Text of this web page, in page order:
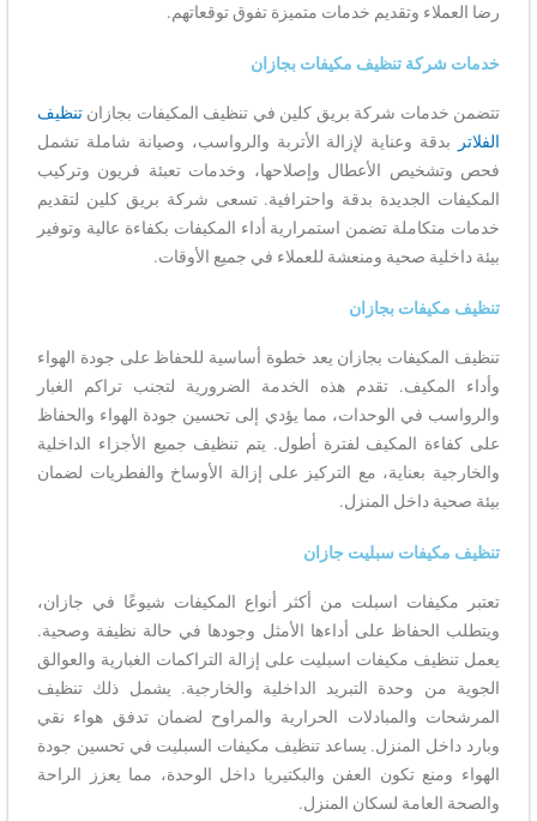
رضا العملاء وتقديم خدمات متميزة تفوق توقعاتهم.
خدمات شركة تنظيف مكيفات بجازان
تتضمن خدمات شركة بريق كلين في تنظيف المكيفات بجازان تنظيف
الفلاتر
بدقة وعناية لإزالة الأتربة والرواسب، وصيانة شاملة تشمل
فحص وتشخيص الأعطال وإصلاحها، وخدمات تعبئة فريون وتركيب
المكيفات الجديدة بدقة واحترافية. تسعى شركة بريق كلين لتقديم
خدمات متكاملة تضمن استمرارية أداء المكيفات بكفاءة عالية وتوفير
بيئة داخلية صحية ومنعشة للعملاء في جميع الأوقات.
تنظيف مكيفات بجازان
تنظيف المكيفات بجازان يعد خطوة أساسية للحفاظ على جودة الهواء
وأداء المكيف. تقدم هذه الخدمة الضرورية لتجنب تراكم الغبار
والرواسب في الوحدات، مما يؤدي إلى تحسين جودة الهواء والحفاظ
على كفاءة المكيف لفترة أطول. يتم تنظيف جميع الأجزاء الداخلية
والخارجية بعناية، مع التركيز على إزالة الأوساخ والفطريات لضمان
بيئة صحية داخل المنزل.
تنظيف مكيفات سبليت جازان
تعتبر مكيفات اسبلت من أكثر أنواع المكيفات شيوعًا في جازان،
ويتطلب الحفاظ على أداءها الأمثل وجودها في حالة نظيفة وصحية.
يعمل تنظيف مكيفات اسبليت على إزالة التراكمات الغبارية والعوالق
الجوية من وحدة التبريد الداخلية والخارجية. يشمل ذلك تنظيف
المرشحات والمبادلات الحرارية والمراوح لضمان تدفق هواء نقي
وبارد داخل المنزل. يساعد تنظيف مكيفات السبليت في تحسين جودة
الهواء ومنع تكون العفن والبكتيريا داخل الوحدة، مما يعزز الراحة
والصحة العامة لسكان المنزل.